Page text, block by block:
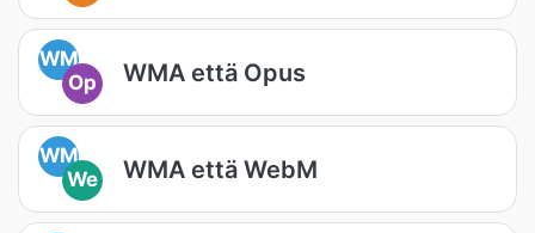
WM
Op
WMA että Opus
WM
We
WMA että WebM